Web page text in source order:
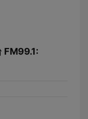
FM99.1: